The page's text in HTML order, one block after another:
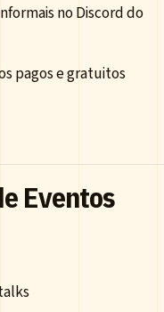
no Discord do
pagos e gratuitos
Eventos